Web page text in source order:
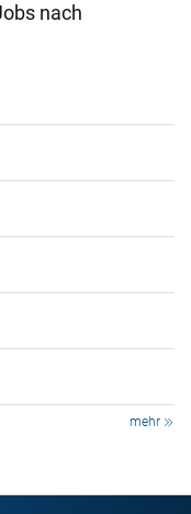
nach
mehr